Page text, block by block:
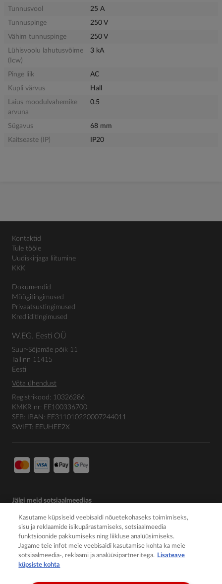
Tunnusvool
25 A
Tunnuspinge
250 V
Vähim tunnuspinge
250 V
Lühisvoolu lahutusvõime
(Icw)
3 kA
Pinge liik
AC
Kupli värvus
Hall
Laius moodulvahemike
arvuna
0.5
Sügavus
68 mm
Kaitseaste (IP)
IP20
Kontaktid
Tule tööle
Uudiskirjaga liitumine
KKK
Dokumendid
Müügitingimused
Privaatsustingimused
Krediiditingimused
W.EG. Eesti OÜ
Suur-Sõjamäe põik 11
Tallinn 11415
Eesti
Võta ühendust
Registrikood: 10326286
KMKR nr: EE100336700
SEB: IBAN: EE311010220007244011
SWIFT: EEUHEE2X
Jälgi meid sotsiaalmeedias
Kasutame küpsiseid veebisaidi nõuetekohaseks toimimiseks,
sisu ja reklaamide isikupärastamiseks, sotsiaalmeedia
funktsioonide pakkumiseks ning liikluse analüüsimiseks.
Jagame teie infot meie veebisaidi kasutamise kohta ka meie
sotsiaalmeedia-, reklaami ja analüüsipartneritega. Lisateave
küpsiste kohta